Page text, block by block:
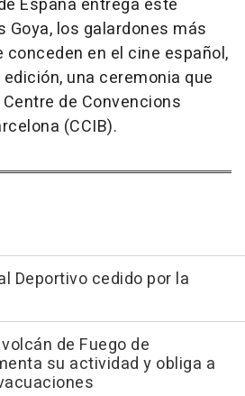
España entrega este
Goya, los galardones más
en el cine español,
una ceremonia que
de Convencions
(CCIB).
Deportivo cedido por la
de Fuego de
su actividad y obliga a